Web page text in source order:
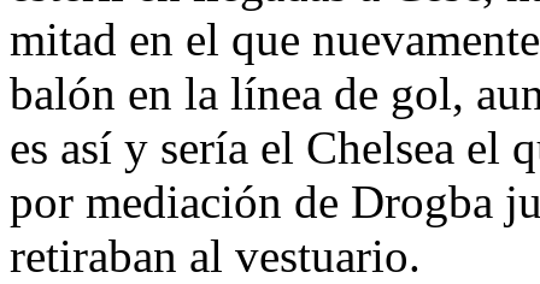
mitad en el que
balón en la línea de gol,
es así y sería el Chelsea el
por mediación de Drogba
retiraban al vestuario.